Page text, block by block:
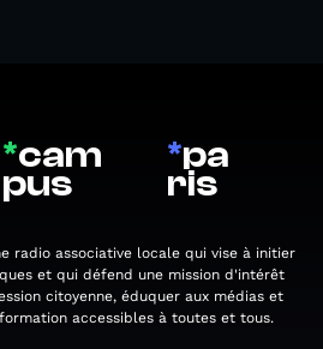
*cam
pus
*pa
ris
radio associative locale qui vise à initier
et qui défend une mission d'intérêt
citoyenne, éduquer aux médias et
accessibles à toutes et tous.